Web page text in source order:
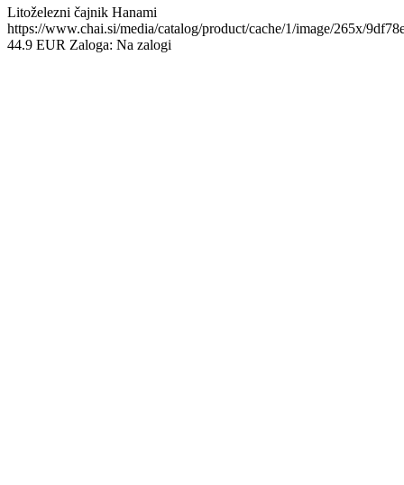
Litoželezni čajnik Hanami
https://www.chai.si/media/catalog/product/cache/1/image/265x/
44.9 EUR Zaloga: Na zalogi